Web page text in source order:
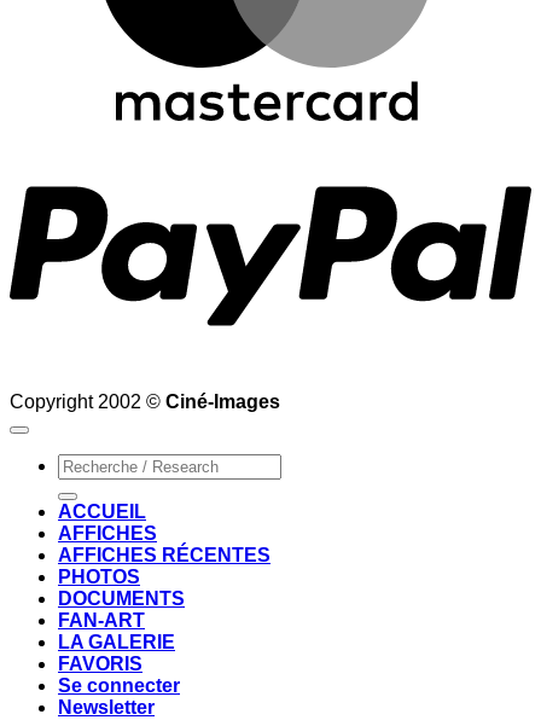
Copyright 2002 © Ciné-Images
Recherche
pour :
ACCUEIL
AFFICHES
AFFICHES RÉCENTES
PHOTOS
DOCUMENTS
FAN-ART
LA GALERIE
FAVORIS
Se connecter
Newsletter